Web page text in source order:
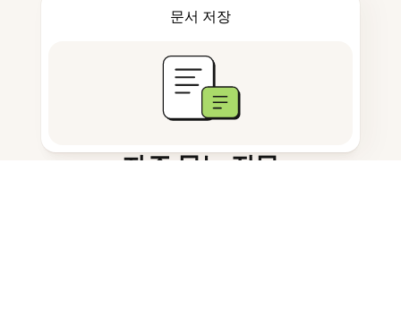
문서 저장
자주 묻는 질문